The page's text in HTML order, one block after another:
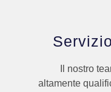
Il nostro
altamente